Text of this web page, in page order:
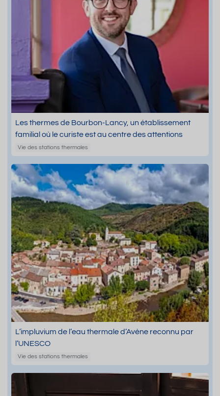
Les thermes de Bourbon-Lancy, un établissement
familial où le curiste est au centre des attentions
Vie des stations thermales
L’impluvium de l’eau thermale d’Avène reconnu par
l’UNESCO
Vie des stations thermales